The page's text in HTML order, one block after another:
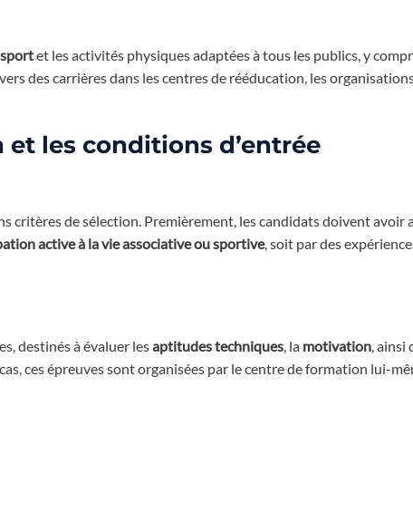
et les activités physiques adaptées à tous les publics, y
des carrières dans les centres de rééducation, les
les conditions d’entrée
critères de sélection. Premièrement, les candidats doivent avoir
active à la vie associative ou sportive, soit par des
destinés à évaluer lesaptitudes techniques, la motivation, ainsi
ces épreuves sont organisées par le centre de formation lui-